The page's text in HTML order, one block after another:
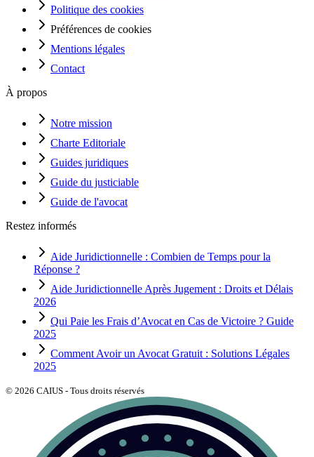
Politique des cookies
Préférences de cookies
Mentions légales
Contact
À propos
Notre mission
Charte Editoriale
Guides juridiques
Guide du justiciable
Guide de l'avocat
Restez informés
Aide Juridictionnelle : Combien de Temps pour la
Réponse ?
Aide Juridictionnelle Après Jugement : Droits et Délais
2026
Qui Paie les Frais d’Avocat en Cas de Victoire ? Guide
2025
Comment Avoir un Avocat Gratuit : Solutions Légales
2025
© 2026 CAIUS - Tous droits réservés